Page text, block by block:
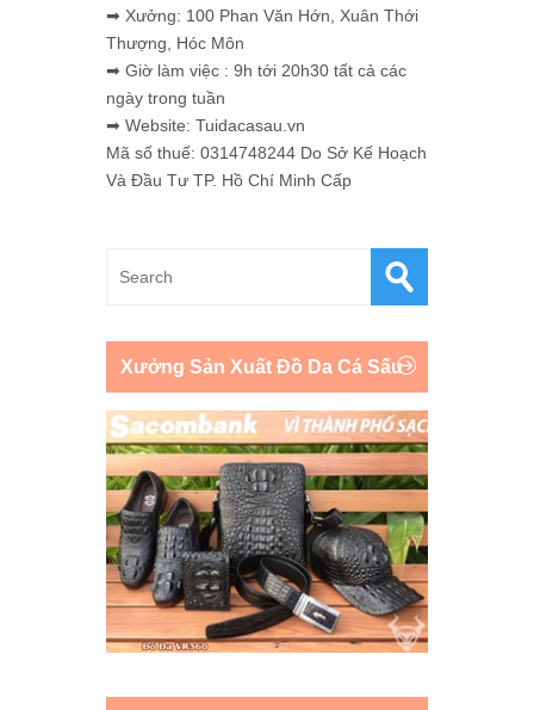
➡ Xưởng: 100 Phan Văn Hớn, Xuân Thới
Thượng, Hóc Môn
➡ Giờ làm việc : 9h tới 20h30 tất cả các
ngày trong tuần
➡ Website: Tuidacasau.vn
Mã số thuế: 0314748244 Do Sở Kế Hoạch
Và Đầu Tư TP. Hồ Chí Minh Cấp
Xưởng Sản Xuất Đồ Da Cá Sấu